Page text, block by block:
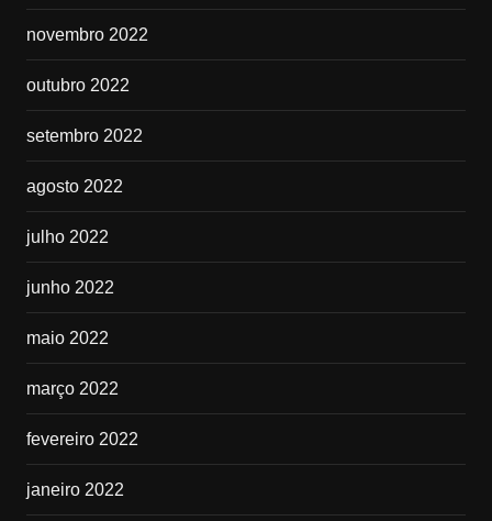
novembro 2022
outubro 2022
setembro 2022
agosto 2022
julho 2022
junho 2022
maio 2022
março 2022
fevereiro 2022
janeiro 2022